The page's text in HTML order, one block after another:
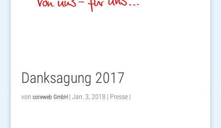
Danksagung 2017
von coreweb GmbH| Jan. 3, 2018 | Presse|